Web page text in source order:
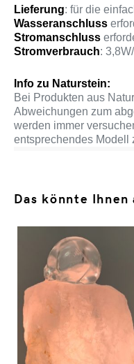
Lieferung: für die
Wasseranschluss
Stromanschluss
Stromverbrauch:
Info zu Naturstein:
Bei Produkten aus
Abweichungen zum
werden immer
entsprechendes Modell
Das könnte